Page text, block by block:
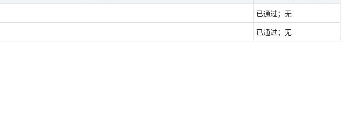
已通过；无
已通过；无